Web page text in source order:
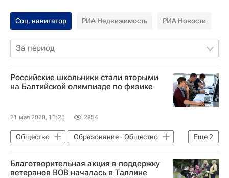
Соц. навигатор РИА Недвижимость РИА Новости
За период
Российские школьники стали вторыми
на Балтийской олимпиаде по физике
21 мая 2020, 11:25 2854
Еще2
Общество
Образование - Общество
СН_Образование
Социальный навигатор
Благотворительная акция в поддержку
ветеранов ВОВ началась в Таллине